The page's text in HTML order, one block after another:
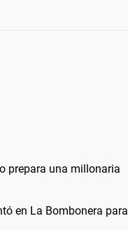
prepara una millonaria
en La Bombonera para